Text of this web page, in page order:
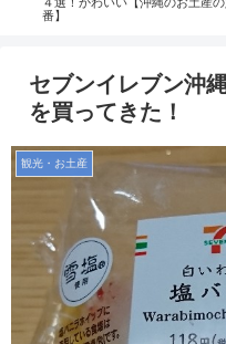
番】
セブンイレブン沖
を買ってきた！
観光・お土産